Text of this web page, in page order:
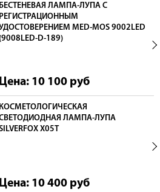
БЕСТЕНЕВАЯ ЛАМПА-ЛУПА С
РЕГИСТРАЦИОННЫМ
MED-MOS 9002LED
D-189)
Цена: 10 100 руб
КОСМЕТОЛОГИЧЕСКАЯ
ЛАМПА-ЛУПА
X05T
Цена: 10 400 руб